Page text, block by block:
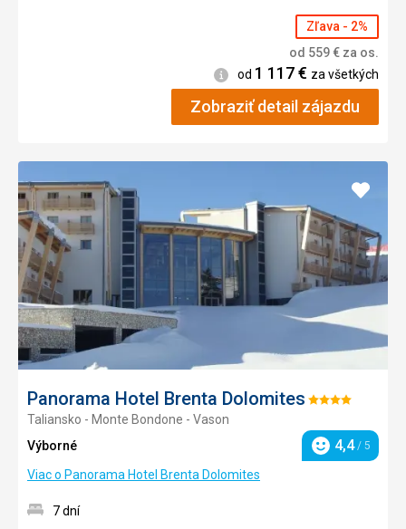
Zľava - 2%
od 559€ za os.
Informácie
od 1 117€ za všetkých
Zobraziť detail zájazdu
Panorama Hotel Brenta Dolomites Hodnotenie:
Taliansko - Monte Bondone - Vason
Výborné
Hodnotenie
4,4/ 5
Viac o Panorama Hotel Brenta Dolomites
Pridať
7 dní